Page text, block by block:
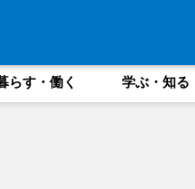
らす・働く 学ぶ・知る